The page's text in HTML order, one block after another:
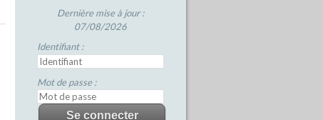
Dernière mise à jour :
07/08/2026
Identifiant :
Mot de passe :